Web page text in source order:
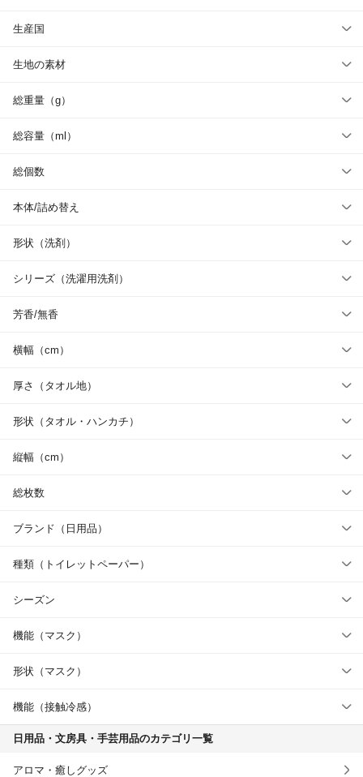
生産国
生地の素材
総重量（g）
総容量（ml）
総個数
本体/詰め替え
形状（洗剤）
シリーズ（洗濯用洗剤）
芳香/無香
横幅（cm）
厚さ（タオル地）
形状（タオル・ハンカチ）
縦幅（cm）
総枚数
ブランド（日用品）
種類（トイレットペーパー）
シーズン
機能（マスク）
形状（マスク）
機能（接触冷感）
日用品・文房具・手芸用品のカテゴリ一覧
アロマ・癒しグッズ